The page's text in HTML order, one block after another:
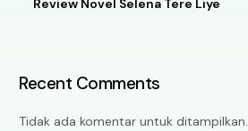
Recent Comments
Tidak ada komentar untuk ditampilkan.